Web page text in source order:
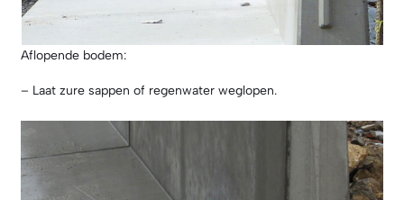
Aflopende bodem:
– Laat zure sappen of regenwater weglopen.